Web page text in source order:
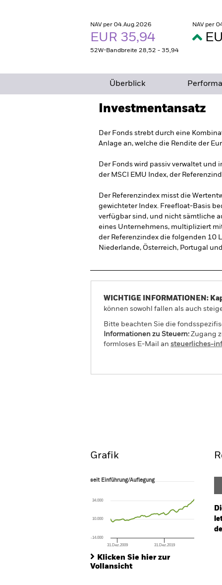
NAV per 04.Aug.2026
EUR 35,94
52W-Bandbreite 28,52 - 35,94
NAV per
Überblick
Investmentansatz
Der Fonds strebt durch eine
Anlage an, welche die Rendite der
Der Fonds wird passiv verwaltet und
der MSCI EMU Index, der
Der Referenzindex misst die
gewichteter Index. Freefloat-Basis
verfügbar sind, und nicht sämtliche
eines Unternehmens, multipliziert
der Referenzindex die folgenden 10
Niederlande, Österreich, Portugal
WICHTIGE INFORMATIONEN:
können sowohl fallen als auch
Bitte beachten Sie die
Informationen zu Steuern: Zugang
formloses E-Mail an steuerliches-
Grafik
seit Einführung/Auflegung
The chart has 1 X axis displaying Time.
The chart has 1 Y axis displaying values.
seit Einführung/Auflegung
31.Dez.2009 31.Dez.2019
-14.000
10.000
34.000
Klicken Sie hier zur
Vollansicht